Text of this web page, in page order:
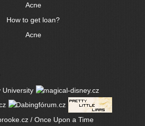
Acne
How to get loan?
Acne